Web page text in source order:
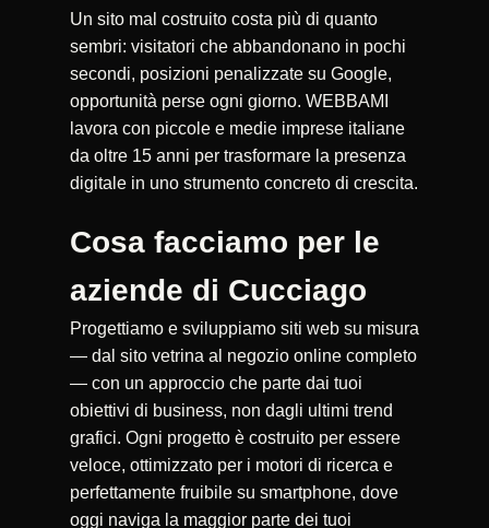
Un sito mal costruito costa più di quanto
sembri: visitatori che abbandonano in pochi
secondi, posizioni penalizzate su Google,
opportunità perse ogni giorno. WEBBAMI
lavora con piccole e medie imprese italiane
da oltre 15 anni per trasformare la presenza
digitale in uno strumento concreto di crescita.
Cosa facciamo per le
aziende di Cucciago
Progettiamo e sviluppiamo siti web su misura
— dal sito vetrina al negozio online completo
— con un approccio che parte dai tuoi
obiettivi di business, non dagli ultimi trend
grafici. Ogni progetto è costruito per essere
veloce, ottimizzato per i motori di ricerca e
perfettamente fruibile su smartphone, dove
oggi naviga la maggior parte dei tuoi